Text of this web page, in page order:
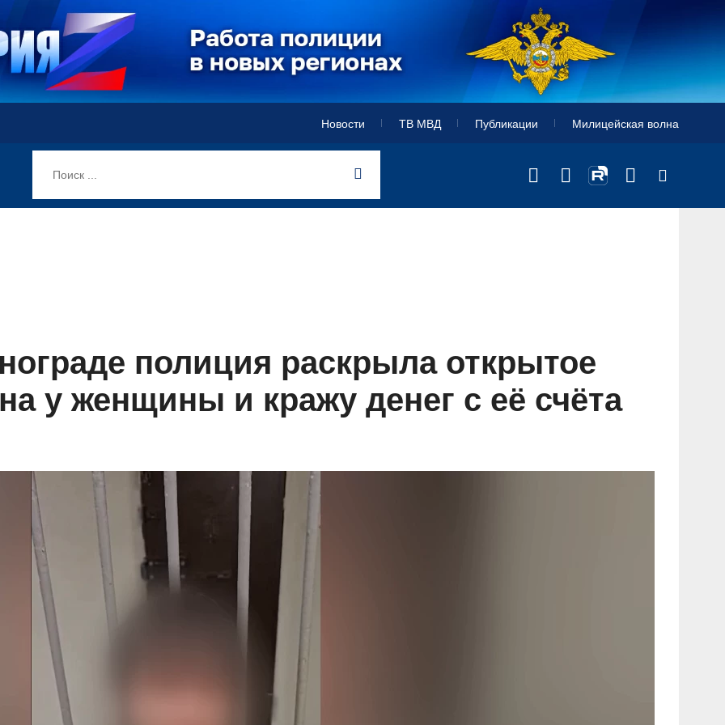
Новости ТВ МВД Публикации Милицейская волна
полиция раскрыла открытое
у женщины и кражу денег с её счёта